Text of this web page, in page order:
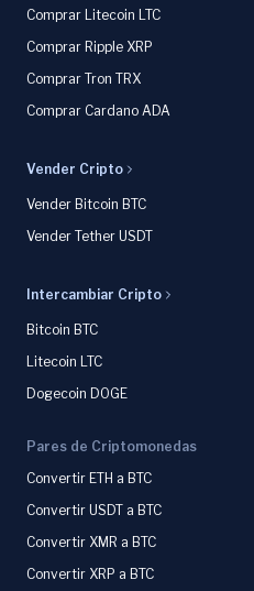
Comprar Litecoin LTC
Comprar Ripple XRP
Comprar Tron TRX
Comprar Cardano ADA
Vender Cripto
Vender Bitcoin BTC
Vender Tether USDT
Intercambiar Cripto
Bitcoin BTC
Litecoin LTC
Dogecoin DOGE
Pares de Criptomonedas
Convertir ETH a BTC
Convertir USDT a BTC
Convertir XMR a BTC
Convertir XRP a BTC